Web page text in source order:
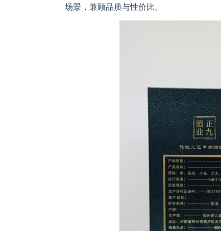
场景，兼顾品质与性价比。